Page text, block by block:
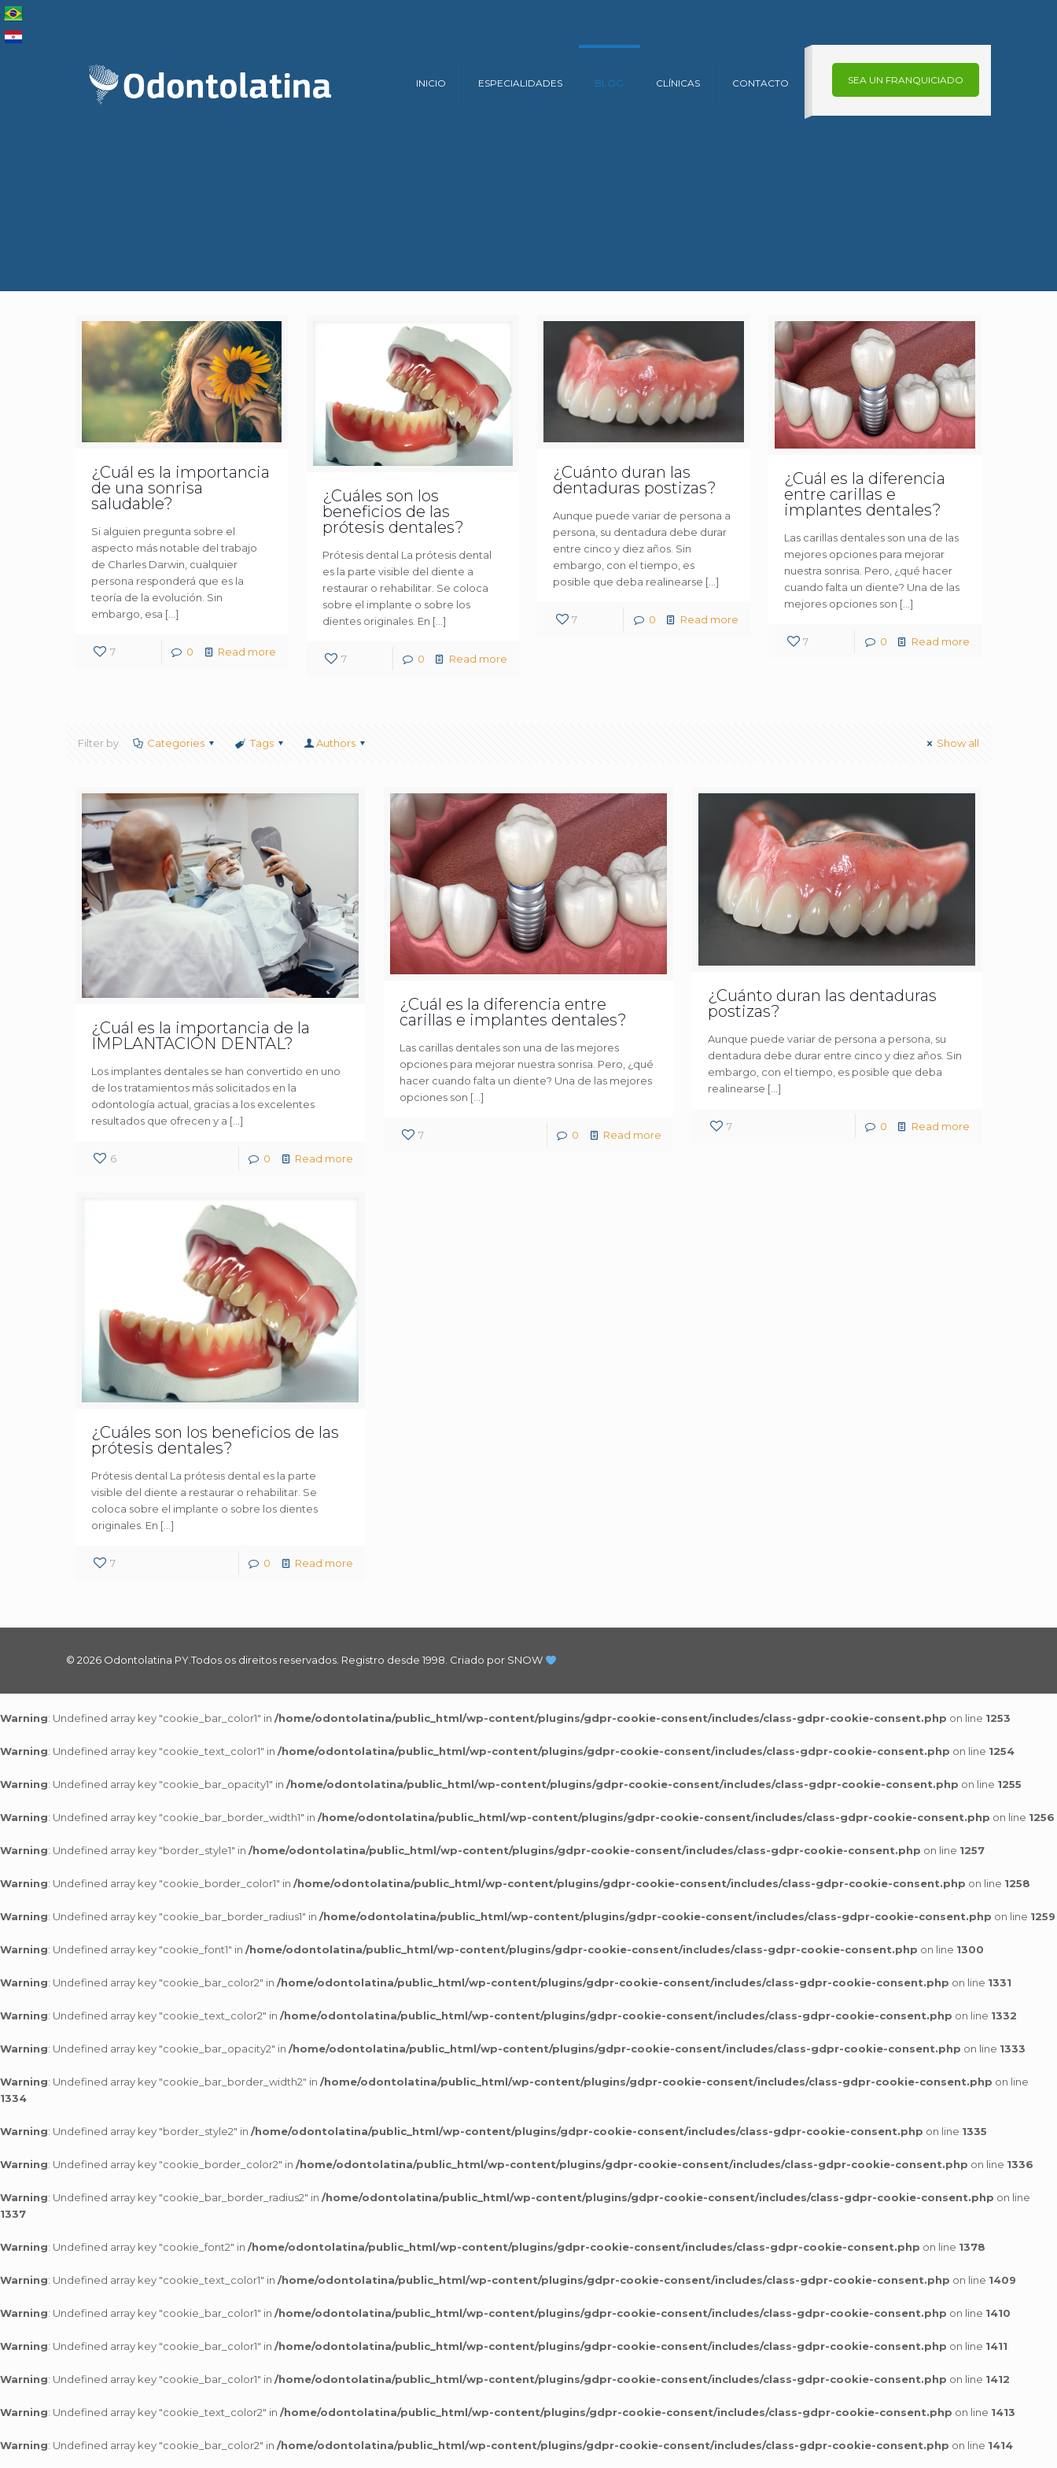
INICIO ESPECIALIDADES BLOG CLÍNICAS CONTACTO SEA UN FRANQUICIADO
¿Cuál es la importancia
de una sonrisa
saludable?
Si alguien pregunta sobre el
aspecto más notable del trabajo
de Charles Darwin, cualquier
persona responderá que es la
teoría de la evolución. Sin
embargo, esa […]
7 0 Read more
¿Cuáles son los
beneficios de las
prótesis dentales?
Prótesis dental La prótesis dental
es la parte visible del diente a
restaurar o rehabilitar. Se coloca
sobre el implante o sobre los
dientes originales. En […]
7 0 Read more
¿Cuánto duran las
dentaduras postizas?
Aunque puede variar de persona a
persona, su dentadura debe durar
entre cinco y diez años. Sin
embargo, con el tiempo, es
posible que deba realinearse […]
7 0 Read more
¿Cuál es la diferencia
entre carillas e
implantes dentales?
Las carillas dentales son una de las
mejores opciones para mejorar
nuestra sonrisa. Pero, ¿qué hacer
cuando falta un diente? Una de las
mejores opciones son […]
7 0 Read more
Filter by Categories Tags Authors Show all
¿Cuál es la importancia de la
IMPLANTACIÓN DENTAL?
Los implantes dentales se han convertido en uno
de los tratamientos más solicitados en la
odontología actual, gracias a los excelentes
resultados que ofrecen y a […]
6 0 Read more
¿Cuál es la diferencia entre
carillas e implantes dentales?
Las carillas dentales son una de las mejores
opciones para mejorar nuestra sonrisa. Pero, ¿qué
hacer cuando falta un diente? Una de las mejores
opciones son […]
7 0 Read more
¿Cuánto duran las dentaduras
postizas?
Aunque puede variar de persona a persona, su
dentadura debe durar entre cinco y diez años. Sin
embargo, con el tiempo, es posible que deba
realinearse […]
7 0 Read more
¿Cuáles son los beneficios de las
prótesis dentales?
Prótesis dental La prótesis dental es la parte
visible del diente a restaurar o rehabilitar. Se
coloca sobre el implante o sobre los dientes
originales. En […]
7 0 Read more
© 2026 Odontolatina PY.Todos os direitos reservados. Registro desde 1998. Criado por SNOW
Warning: Undefined array key "cookie_bar_color1" in /home/odontolatina/public_html/wp-content/plugins/gdpr-cookie-consent/includes/class-gdpr-cookie-consent.php on line 1253
Warning: Undefined array key "cookie_text_color1" in /home/odontolatina/public_html/wp-content/plugins/gdpr-cookie-consent/includes/class-gdpr-cookie-consent.php on line 1254
Warning: Undefined array key "cookie_bar_opacity1" in /home/odontolatina/public_html/wp-content/plugins/gdpr-cookie-consent/includes/class-gdpr-cookie-consent.php on line 1255
Warning: Undefined array key "cookie_bar_border_width1" in /home/odontolatina/public_html/wp-content/plugins/gdpr-cookie-consent/includes/class-gdpr-cookie-consent.php on line 1256
Warning: Undefined array key "border_style1" in /home/odontolatina/public_html/wp-content/plugins/gdpr-cookie-consent/includes/class-gdpr-cookie-consent.php on line 1257
Warning: Undefined array key "cookie_border_color1" in /home/odontolatina/public_html/wp-content/plugins/gdpr-cookie-consent/includes/class-gdpr-cookie-consent.php on line 1258
Warning: Undefined array key "cookie_bar_border_radius1" in /home/odontolatina/public_html/wp-content/plugins/gdpr-cookie-consent/includes/class-gdpr-cookie-consent.php on line 1259
Warning: Undefined array key "cookie_font1" in /home/odontolatina/public_html/wp-content/plugins/gdpr-cookie-consent/includes/class-gdpr-cookie-consent.php on line 1300
Warning: Undefined array key "cookie_bar_color2" in /home/odontolatina/public_html/wp-content/plugins/gdpr-cookie-consent/includes/class-gdpr-cookie-consent.php on line 1331
Warning: Undefined array key "cookie_text_color2" in /home/odontolatina/public_html/wp-content/plugins/gdpr-cookie-consent/includes/class-gdpr-cookie-consent.php on line 1332
Warning: Undefined array key "cookie_bar_opacity2" in /home/odontolatina/public_html/wp-content/plugins/gdpr-cookie-consent/includes/class-gdpr-cookie-consent.php on line 1333
Warning: Undefined array key "cookie_bar_border_width2" in /home/odontolatina/public_html/wp-content/plugins/gdpr-cookie-consent/includes/class-gdpr-cookie-consent.php on line
1334
Warning: Undefined array key "border_style2" in /home/odontolatina/public_html/wp-content/plugins/gdpr-cookie-consent/includes/class-gdpr-cookie-consent.php on line 1335
Warning: Undefined array key "cookie_border_color2" in /home/odontolatina/public_html/wp-content/plugins/gdpr-cookie-consent/includes/class-gdpr-cookie-consent.php on line 1336
Warning: Undefined array key "cookie_bar_border_radius2" in /home/odontolatina/public_html/wp-content/plugins/gdpr-cookie-consent/includes/class-gdpr-cookie-consent.php on line
1337
Warning: Undefined array key "cookie_font2" in /home/odontolatina/public_html/wp-content/plugins/gdpr-cookie-consent/includes/class-gdpr-cookie-consent.php on line 1378
Warning: Undefined array key "cookie_text_color1" in /home/odontolatina/public_html/wp-content/plugins/gdpr-cookie-consent/includes/class-gdpr-cookie-consent.php on line 1409
Warning: Undefined array key "cookie_bar_color1" in /home/odontolatina/public_html/wp-content/plugins/gdpr-cookie-consent/includes/class-gdpr-cookie-consent.php on line 1410
Warning: Undefined array key "cookie_bar_color1" in /home/odontolatina/public_html/wp-content/plugins/gdpr-cookie-consent/includes/class-gdpr-cookie-consent.php on line 1411
Warning: Undefined array key "cookie_bar_color1" in /home/odontolatina/public_html/wp-content/plugins/gdpr-cookie-consent/includes/class-gdpr-cookie-consent.php on line 1412
Warning: Undefined array key "cookie_text_color2" in /home/odontolatina/public_html/wp-content/plugins/gdpr-cookie-consent/includes/class-gdpr-cookie-consent.php on line 1413
Warning: Undefined array key "cookie_bar_color2" in /home/odontolatina/public_html/wp-content/plugins/gdpr-cookie-consent/includes/class-gdpr-cookie-consent.php on line 1414